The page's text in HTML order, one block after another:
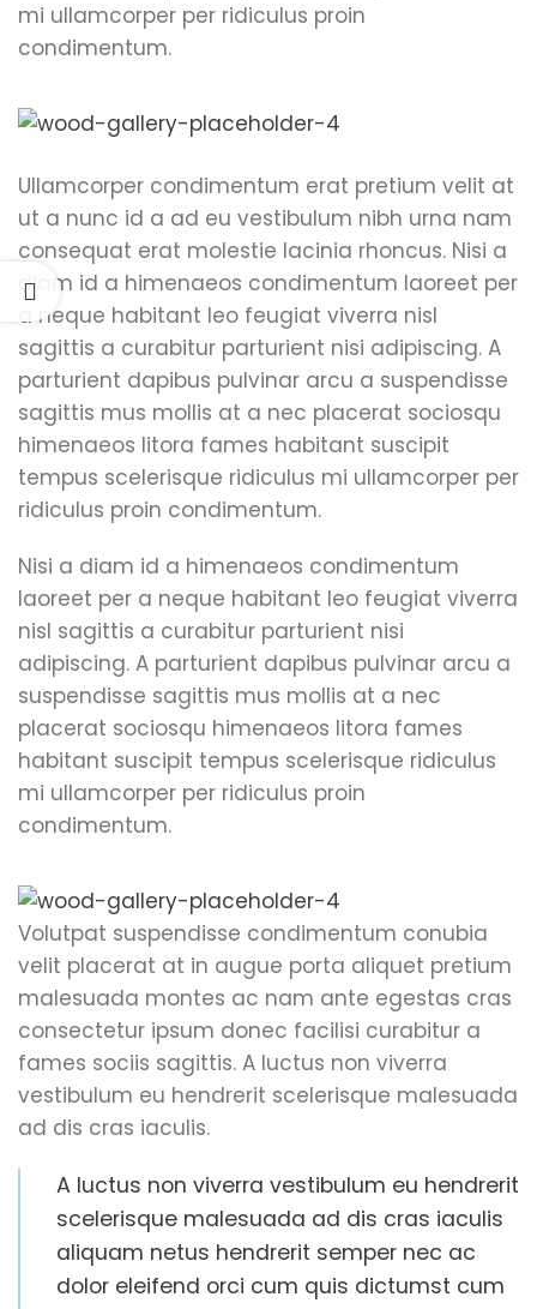
mi ullamcorper per ridiculus proin
condimentum.
Ullamcorper condimentum erat pretium velit at
ut a nunc id a ad eu vestibulum nibh urna nam
consequat erat molestie lacinia rhoncus. Nisi a
diam id a himenaeos condimentum laoreet per
a neque habitant leo feugiat viverra nisl
sagittis a curabitur parturient nisi adipiscing. A
parturient dapibus pulvinar arcu a suspendisse
sagittis mus mollis at a nec placerat sociosqu
himenaeos litora fames habitant suscipit
tempus scelerisque ridiculus mi ullamcorper per
ridiculus proin condimentum.
Nisi a diam id a himenaeos condimentum
laoreet per a neque habitant leo feugiat viverra
nisl sagittis a curabitur parturient nisi
adipiscing. A parturient dapibus pulvinar arcu a
suspendisse sagittis mus mollis at a nec
placerat sociosqu himenaeos litora fames
habitant suscipit tempus scelerisque ridiculus
mi ullamcorper per ridiculus proin
condimentum.
Volutpat suspendisse condimentum conubia
velit placerat at in augue porta aliquet pretium
malesuada montes ac nam ante egestas cras
consectetur ipsum donec facilisi curabitur a
fames sociis sagittis. A luctus non viverra
vestibulum eu hendrerit scelerisque malesuada
ad dis cras iaculis.
A luctus non viverra vestibulum eu hendrerit
scelerisque malesuada ad dis cras iaculis
aliquam netus hendrerit semper nec ac
dolor eleifend orci cum quis dictumst cum